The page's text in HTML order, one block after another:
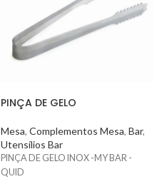
PINÇA DE GELO
Mesa, Complementos Mesa, Bar,
Utensílios Bar
PINÇA DE GELO INOX -MY BAR -
QUID